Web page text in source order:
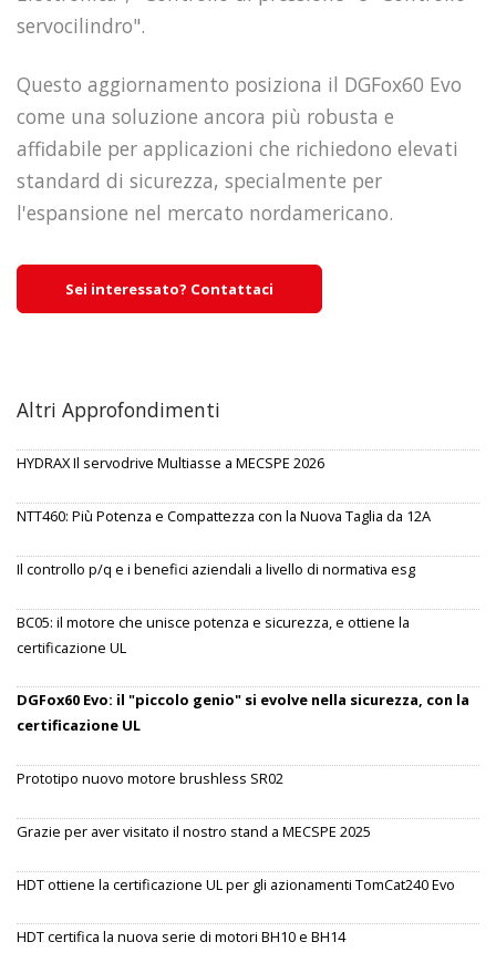
servocilindro".
Questo aggiornamento posiziona il DGFox60 Evo
come una soluzione ancora più robusta e
affidabile per applicazioni che richiedono elevati
standard di sicurezza, specialmente per
l'espansione nel mercato nordamericano.
Sei interessato? Contattaci
Altri Approfondimenti
HYDRAX Il servodrive Multiasse a MECSPE 2026
NTT460: Più Potenza e Compattezza con la Nuova Taglia da 12A
Il controllo p/q e i benefici aziendali a livello di normativa esg
BC05: il motore che unisce potenza e sicurezza, e ottiene la
certificazione UL
DGFox60 Evo: il "piccolo genio" si evolve nella sicurezza, con la
certificazione UL
Prototipo nuovo motore brushless SR02
Grazie per aver visitato il nostro stand a MECSPE 2025
HDT ottiene la certificazione UL per gli azionamenti TomCat240 Evo
HDT certifica la nuova serie di motori BH10 e BH14